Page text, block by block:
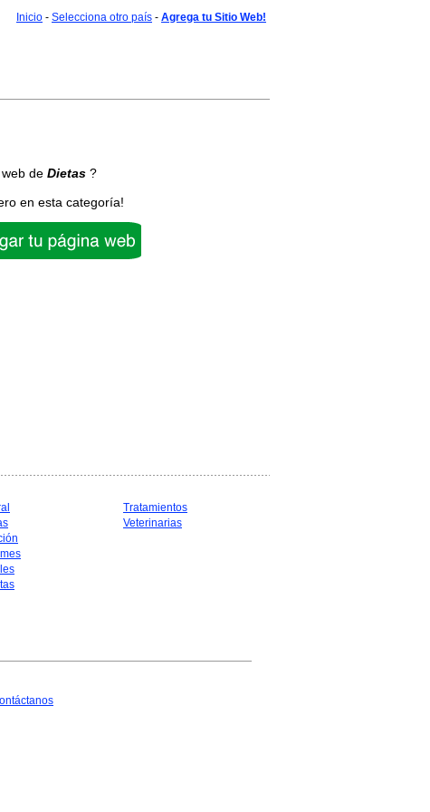
Inicio - Selecciona otro país - Agrega tu Sitio Web!
de Dietas ?
en esta categoría!
Tratamientos
Veterinarias